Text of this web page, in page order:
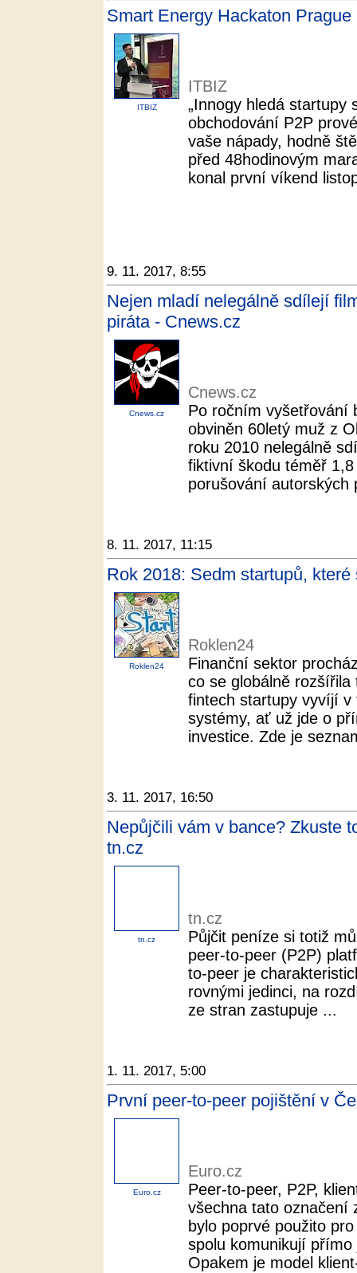
Smart Energy Hackaton Prague
ITBIZ
ITBIZ
„Innogy hledá startupy
obchodování P2P
vaše nápady, hodně
před 48hodinovým
konal první víkend
9. 11. 2017, 8:55
Nejen mladí nelegálně sdílejí
piráta - Cnews.cz
Cnews.cz
Cnews.cz
Po ročním vyšetřování
obviněn 60letý muž z
roku 2010 nelegálně
fiktivní škodu téměř
porušování autorských
8. 11. 2017, 11:15
Rok 2018: Sedm startupů,
Roklen24
Roklen24
Finanční sektor
co se globálně rozšířila
fintech startupy vyvíjí
systémy, ať už jde o
investice. Zde je
3. 11. 2017, 16:50
Nepůjčili vám v bance? Zkuste
tn.cz
tn.cz
tn.cz
Půjčit peníze si totiž
peer-to-peer (P2P)
to-peer je
rovnými jedinci, na
ze stran zastupuje ...
1. 11. 2017, 5:00
První peer-to-peer pojištění v
Euro.cz
Euro.cz
Peer-to-peer, P2P,
všechna tato označení
bylo poprvé použito
spolu komunikují
Opakem je model